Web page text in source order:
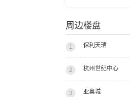
周边楼盘
1 保利天珺
2 杭州世纪中心
3 亚奥城